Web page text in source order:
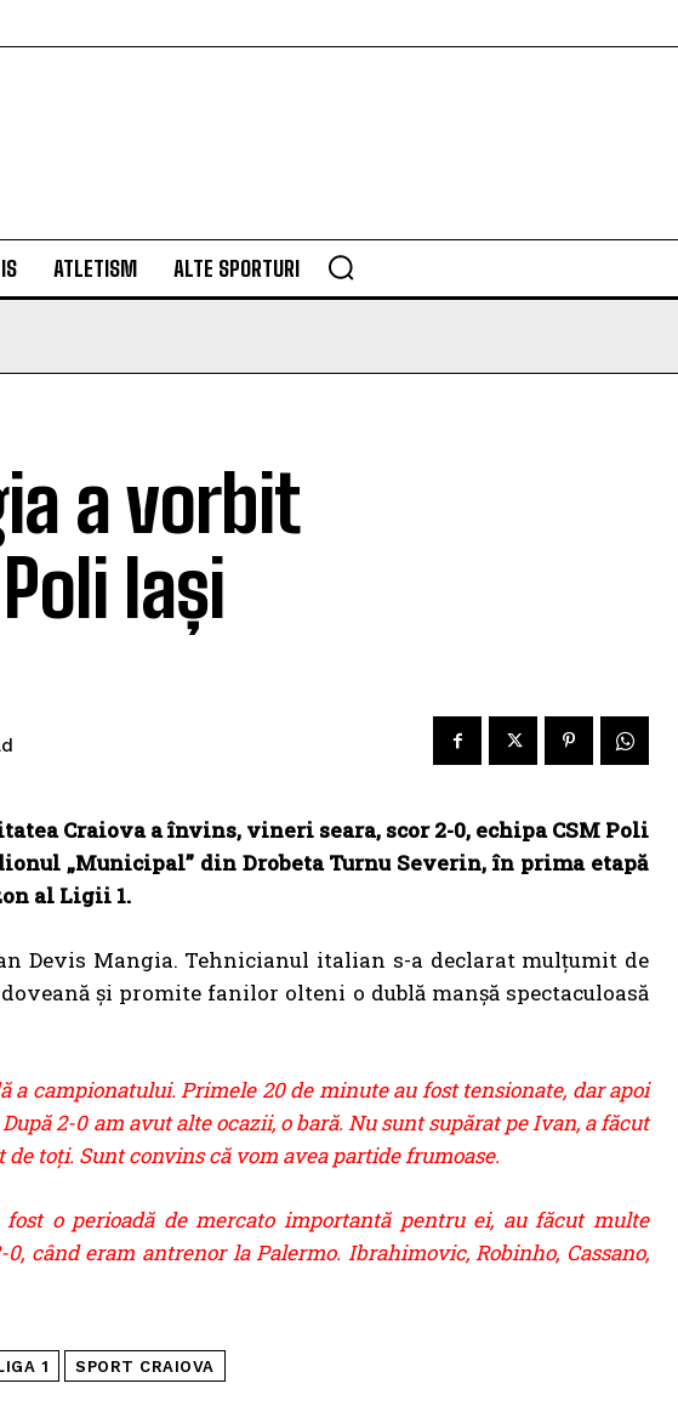
ATLETISM ALTE SPORTURI
a vorbit
Iași
Craiova a învins, vineri seara, scor 2-0, echipa CSM Poli
„Municipal” din Drobeta Turnu Severin, în prima etapă
al Ligii 1.
Devis Mangia. Tehnicianul italian s-a declarat mulţumit de
şi promite fanilor olteni o dublă manşă spectaculoasă
a campionatului. Primele 20 de minute au fost tensionate, dar apoi
2-0 am avut alte ocazii, o bară. Nu sunt supărat pe Ivan, a făcut
toţi. Sunt convins că vom avea partide frumoase.
o perioadă de mercato importantă pentru ei, au făcut multe
când eram antrenor la Palermo. Ibrahimovic, Robinho, Cassano,
1 SPORT CRAIOVA